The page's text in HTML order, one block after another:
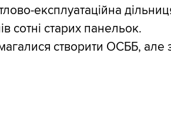
експлуатаційна
сотні старих панельок.
створити ОСББ, але